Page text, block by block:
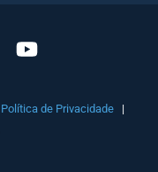
Política de Privacidade|